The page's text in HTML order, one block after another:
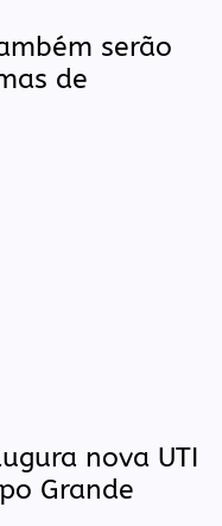
serão
de
nova UTI
Grande